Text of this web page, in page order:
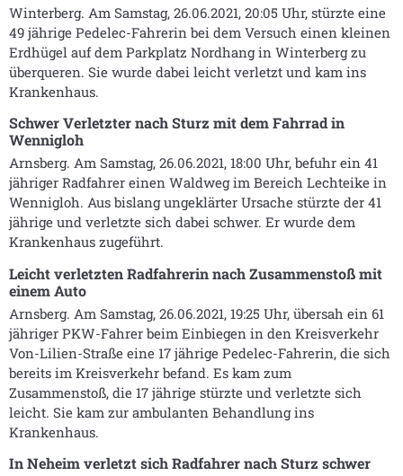
Winterberg. Am Samstag, 26.06.2021, 20:05 Uhr, stürzte eine
49 jährige Pedelec-Fahrerin bei dem Versuch einen kleinen
Erdhügel auf dem Parkplatz Nordhang in Winterberg zu
überqueren. Sie wurde dabei leicht verletzt und kam ins
Krankenhaus.
Schwer Verletzter nach Sturz mit dem Fahrrad in
Wennigloh
Arnsberg. Am Samstag, 26.06.2021, 18:00 Uhr, befuhr ein 41
jähriger Radfahrer einen Waldweg im Bereich Lechteike in
Wennigloh. Aus bislang ungeklärter Ursache stürzte der 41
jährige und verletzte sich dabei schwer. Er wurde dem
Krankenhaus zugeführt.
Leicht verletzten Radfahrerin nach Zusammenstoß mit
einem Auto
Arnsberg. Am Samstag, 26.06.2021, 19:25 Uhr, übersah ein 61
jähriger PKW-Fahrer beim Einbiegen in den Kreisverkehr
Von-Lilien-Straße eine 17 jährige Pedelec-Fahrerin, die sich
bereits im Kreisverkehr befand. Es kam zum
Zusammenstoß, die 17 jährige stürzte und verletzte sich
leicht. Sie kam zur ambulanten Behandlung ins
Krankenhaus.
In Neheim verletzt sich Radfahrer nach Sturz schwer